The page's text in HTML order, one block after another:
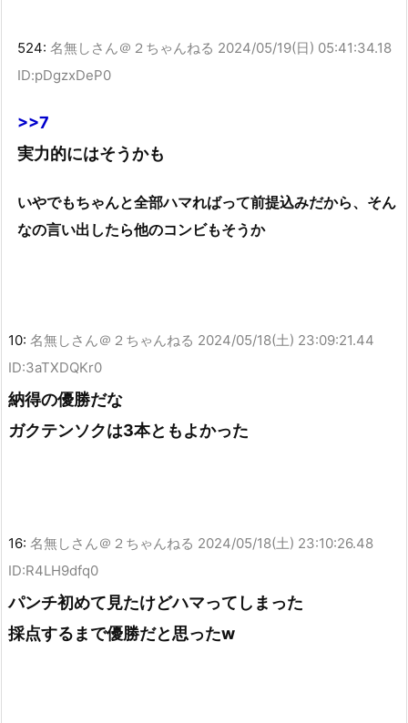
524: 名無しさん＠２ちゃんねる 2024/05/19(日) 05:41:34.18
ID:pDgzxDeP0
>>7
実力的にはそうかも
いやでもちゃんと全部ハマればって前提込みだから、そん
なの言い出したら他のコンビもそうか
10: 名無しさん＠２ちゃんねる 2024/05/18(土) 23:09:21.44
ID:3aTXDQKr0
納得の優勝だな
ガクテンソクは3本ともよかった
16: 名無しさん＠２ちゃんねる 2024/05/18(土) 23:10:26.48
ID:R4LH9dfq0
パンチ初めて見たけどハマってしまった
採点するまで優勝だと思ったw